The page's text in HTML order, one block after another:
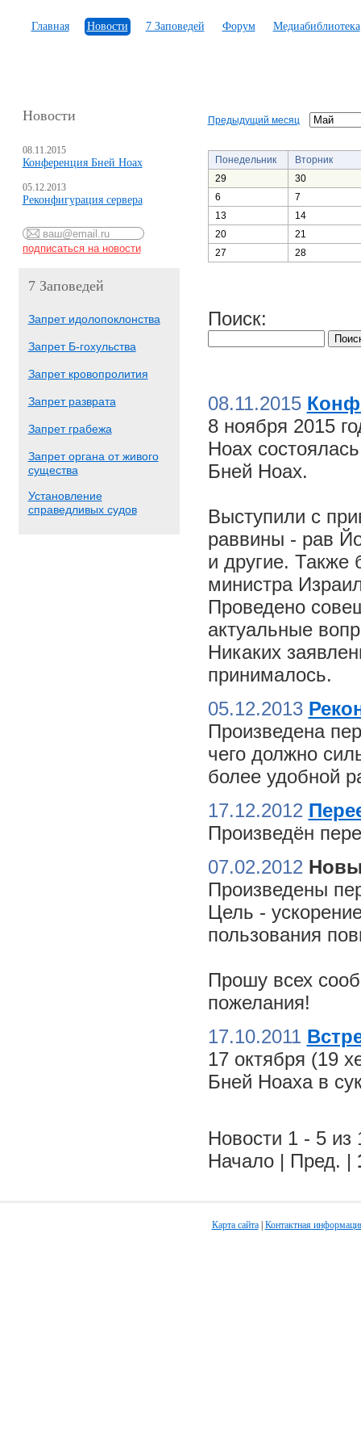
Главная Новости 7 Заповедей Форум Медиабиблиотека
Новости
08.11.2015
Конференция Бней Ноах
05.12.2013
Реконфигурация сервера
7 Заповедей
Запрет идолопоклонства
Запрет Б-гохульства
Запрет кровопролития
Запрет разврата
Запрет грабежа
Запрет органа от живого
существа
Установление
справедливых судов
Предыдущий месяц
Понедельник
Вторник
29
30
6
7
13
14
20
21
27
28
Поиск:
08.11.2015
8 ноября 2015
Ноах
Бней Ноах.
Выступили с
раввины - рав
и другие. Также
министра
Проведено
актуальные
Никаких
принималось.
05.12.2013
Произведена
чего должно
более удобной
17.12.2012
Произведён
07.02.2012
Произведены
Цель -
пользования
Прошу всех
пожелания!
17.10.2011
17 октября (19
Бней Ноаха в
Новости 1 - 5 из
Начало | Пред. |
Карта сайта| Контактная